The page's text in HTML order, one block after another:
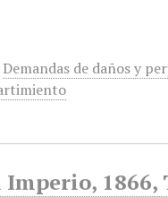
Demandas de daños y
1866,